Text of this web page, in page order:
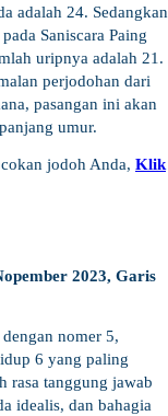
adalah 24. Sedangkan
Saniscara Paing
uripnya adalah 21.
perjodohan dari
pasangan ini akan
umur.
jodoh Anda, Klik
2023, Garis
dengan nomer 5,
6 yang paling
rasa tanggung jawab
idealis, dan bahagia